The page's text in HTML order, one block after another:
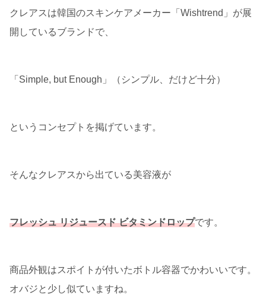
クレアスは韓国のスキンケアメーカー「Wishtrend」が展
開しているブランドで、
「Simple, but Enough」（シンプル、だけど十分）
というコンセプトを掲げています。
そんなクレアスから出ている美容液が
フレッシュ リジュースド ビタミンドロップです。
商品外観はスポイトが付いたボトル容器でかわいいです。
オバジと少し似ていますね。